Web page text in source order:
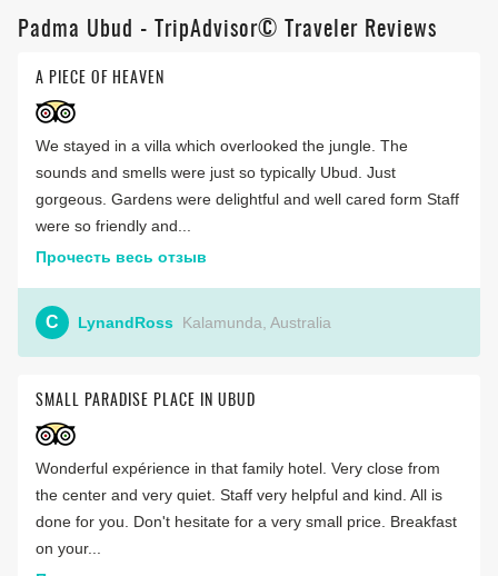
Padma Ubud - TripAdvisor© Traveler Reviews
A PIECE OF HEAVEN
We stayed in a villa which overlooked the jungle. The
sounds and smells were just so typically Ubud. Just
gorgeous. Gardens were delightful and well cared form Staff
were so friendly and...
Прочесть весь отзыв
C LynandRoss Kalamunda, Australia
SMALL PARADISE PLACE IN UBUD
Wonderful expérience in that family hotel. Very close from
the center and very quiet. Staff very helpful and kind. All is
done for you. Don't hesitate for a very small price. Breakfast
on your...